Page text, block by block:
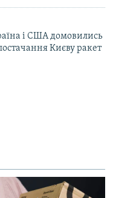
і США домовились
Києву ракет